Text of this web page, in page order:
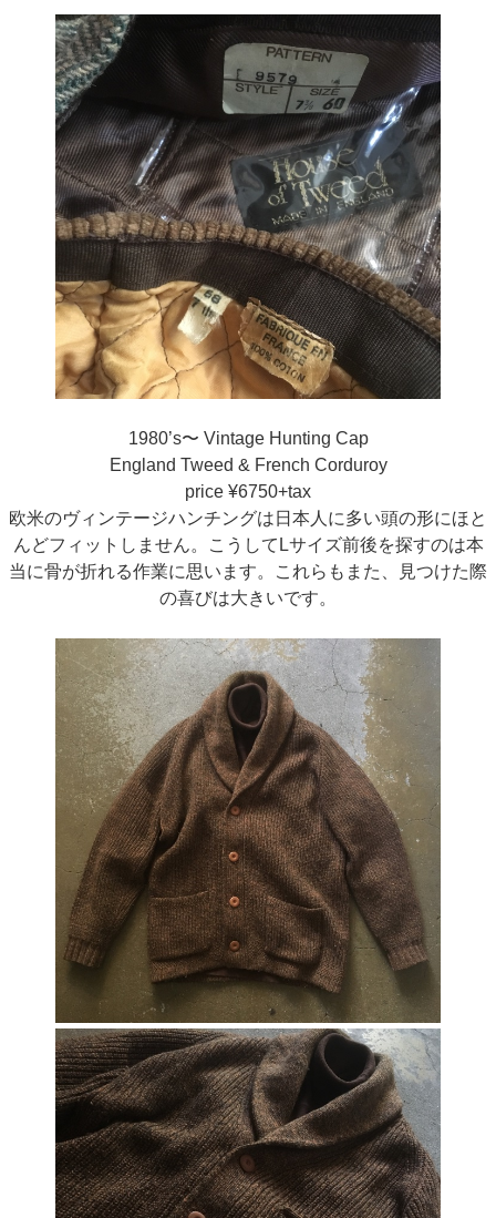
1980’s〜 Vintage Hunting Cap
England Tweed & French Corduroy
price ¥6750+tax
欧米のヴィンテージハンチングは日本人に多い頭の形にほと
んどフィットしません。こうしてLサイズ前後を探すのは本
当に骨が折れる作業に思います。これらもまた、見つけた際
の喜びは大きいです。